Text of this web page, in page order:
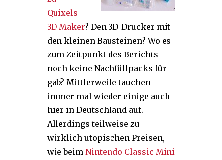
Quixels
3D Maker? Den 3D-Drucker mit
den kleinen Bausteinen? Wo es
zum Zeitpunkt des Berichts
noch keine Nachfüllpacks für
gab? Mittlerweile tauchen
immer mal wieder einige auch
hier in Deutschland auf.
Allerdings teilweise zu
wirklich utopischen Preisen,
wie beim Nintendo Classic Mini